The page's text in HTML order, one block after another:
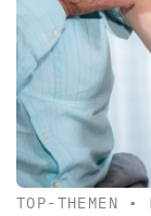
TOP-THEMEN •